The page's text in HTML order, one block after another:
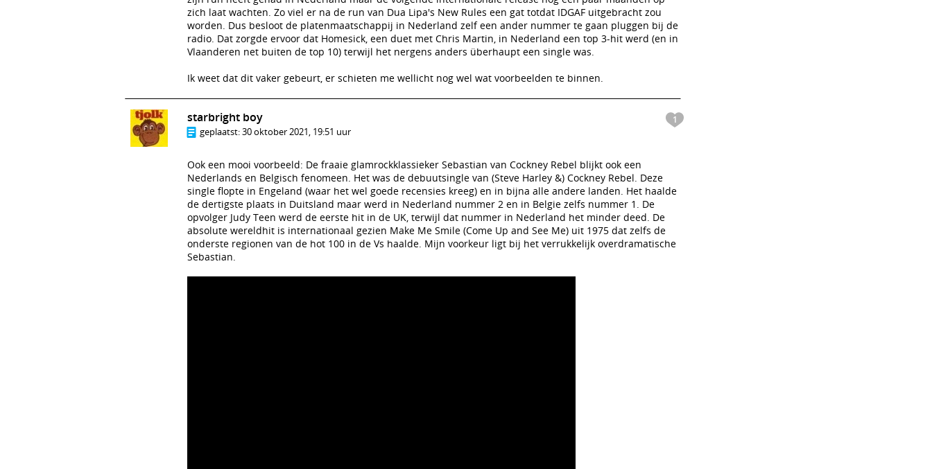
zich laat wachten. Zo viel er na de run van Dua Lipa's New Rules een gat totdat IDGAF uitgebracht zou
worden. Dus besloot de platenmaatschappij in Nederland zelf een ander nummer te gaan pluggen bij de
radio. Dat zorgde ervoor dat Homesick, een duet met Chris Martin, in Nederland een top 3-hit werd (en in
Vlaanderen net buiten de top 10) terwijl het nergens anders überhaupt een single was.
Ik weet dat dit vaker gebeurt, er schieten me wellicht nog wel wat voorbeelden te binnen.
1
starbright boy
geplaatst:30 oktober 2021, 19:51 uur
Ook een mooi voorbeeld: De fraaie glamrockklassieker Sebastian van Cockney Rebel blijkt ook een
Nederlands en Belgisch fenomeen. Het was de debuutsingle van (Steve Harley &) Cockney Rebel. Deze
single flopte in Engeland (waar het wel goede recensies kreeg) en in bijna alle andere landen. Het haalde
de dertigste plaats in Duitsland maar werd in Nederland nummer 2 en in Belgie zelfs nummer 1. De
opvolger Judy Teen werd de eerste hit in de UK, terwijl dat nummer in Nederland het minder deed. De
absolute wereldhit is internationaal gezien Make Me Smile (Come Up and See Me) uit 1975 dat zelfs de
onderste regionen van de hot 100 in de Vs haalde. Mijn voorkeur ligt bij het verrukkelijk overdramatische
Sebastian.